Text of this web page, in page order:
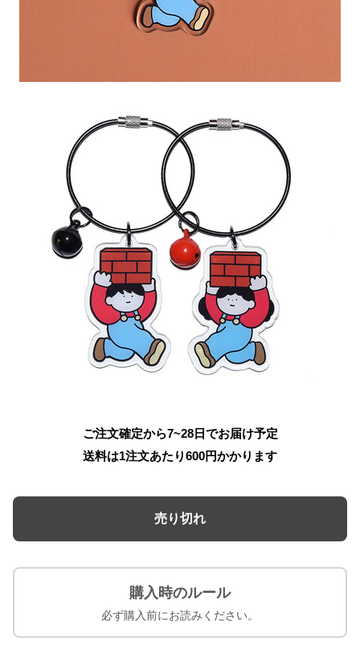
ご注文確定から7~28日でお届け予定
送料は1注文あたり600円かかります
売り切れ
購入時のルール
必ず購入前にお読みください。